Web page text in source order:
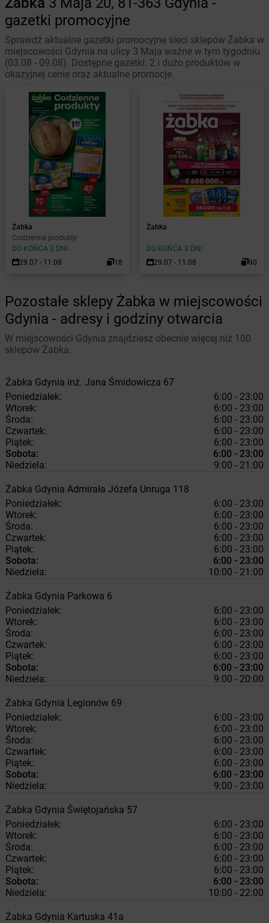
gazetki promocyjne
Sprawdź aktualne gazetki promocyjne sieci sklepów Żabka w
miejscowości Gdynia na ulicy 3 Maja ważne w tym tygodniu
(03.08 - 09.08). Dostępne gazetki: 2 i dużo produktów w
okazyjnej cenie oraz aktualne promocje.
Żabka
Codzienne produkty
DO KOŃCA 3 DNI
29.07 - 11.08
18
Żabka
DO KOŃCA 3 DNI
29.07 - 11.08
90
Pozostałe sklepy Żabka w miejscowości
Gdynia - adresy i godziny otwarcia
W miejscowości Gdynia znajdziesz obecnie więcej niż 100
sklepów Żabka.
Żabka Gdynia inż. Jana Śmidowicza 67
Poniedziałek:
6:00 - 23:00
Wtorek:
6:00 - 23:00
Środa:
6:00 - 23:00
Czwartek:
6:00 - 23:00
Piątek:
6:00 - 23:00
Sobota:
6:00 - 23:00
Niedziela:
9:00 - 21:00
Żabka Gdynia Admirała Józefa Unruga 118
Poniedziałek:
6:00 - 23:00
Wtorek:
6:00 - 23:00
Środa:
6:00 - 23:00
Czwartek:
6:00 - 23:00
Piątek:
6:00 - 23:00
Sobota:
6:00 - 23:00
Niedziela:
10:00 - 21:00
Żabka Gdynia Parkowa 6
Poniedziałek:
6:00 - 23:00
Wtorek:
6:00 - 23:00
Środa:
6:00 - 23:00
Czwartek:
6:00 - 23:00
Piątek:
6:00 - 23:00
Sobota:
6:00 - 23:00
Niedziela:
9:00 - 20:00
Żabka Gdynia Legionów 69
Poniedziałek:
6:00 - 23:00
Wtorek:
6:00 - 23:00
Środa:
6:00 - 23:00
Czwartek:
6:00 - 23:00
Piątek:
6:00 - 23:00
Sobota:
6:00 - 23:00
Niedziela:
9:00 - 23:00
Żabka Gdynia Świętojańska 57
Poniedziałek:
6:00 - 23:00
Wtorek:
6:00 - 23:00
Środa:
6:00 - 23:00
Czwartek:
6:00 - 23:00
Piątek:
6:00 - 23:00
Sobota:
6:00 - 23:00
Niedziela:
10:00 - 22:00
Żabka Gdynia Kartuska 41a